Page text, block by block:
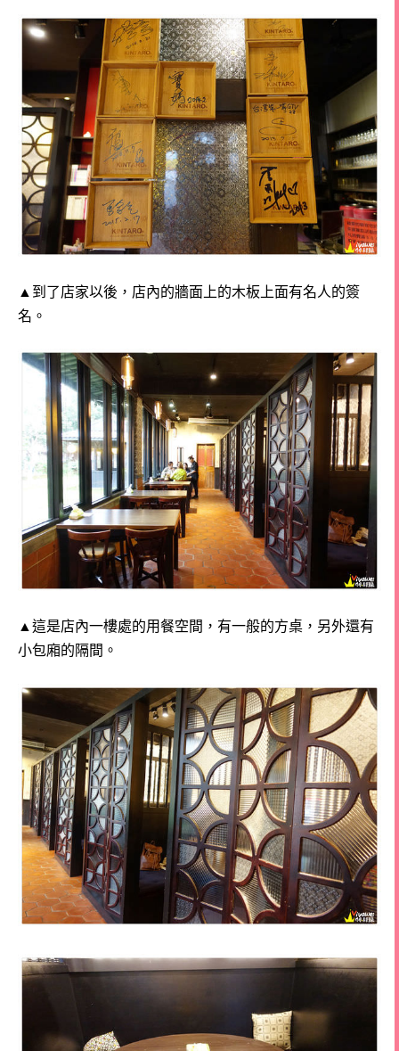
▲到了店家以後，店內的牆面上的木板上面有名人的簽
名。
▲這是店內一樓處的用餐空間，有一般的方桌，另外還有
小包廂的隔間。